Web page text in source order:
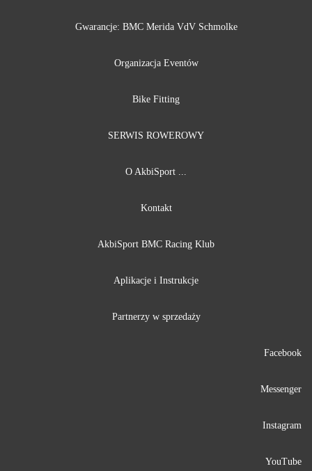
Gwarancje: BMC Merida VdV Schmolke
Organizacja Eventów
Bike Fitting
SERWIS ROWEROWY
O AkbiSport ...
Kontakt
AkbiSport BMC Racing Klub
Aplikacje i Instrukcje
Partnerzy w sprzedaży
Facebook
Messenger
Instagram
YouTube